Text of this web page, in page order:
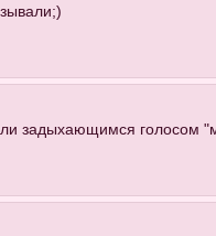
задыхающимся голосом